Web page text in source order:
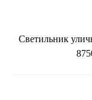
Светильник